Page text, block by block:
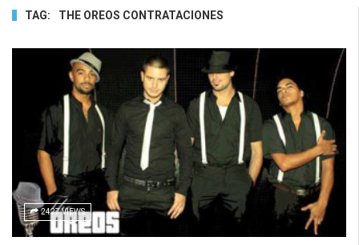
TAG: THE OREOS CONTRATACIONES
2427 VIEWS